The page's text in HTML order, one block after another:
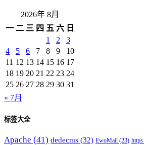
2026年 8月
一 二 三 四 五 六 日
1
2
3
4
5 6 7 8 9
10
11 12 13 14 15 16 17
18 19 20 21 22 23 24
25 26 27 28 29 30 31
« 7月
标签大全
Apache (41) dedecms (32) EwoMail (23) https